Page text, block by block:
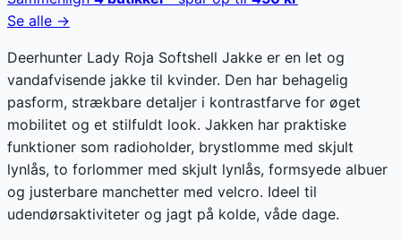
Se alle →
Deerhunter Lady Roja Softshell Jakke er en let og
vandafvisende jakke til kvinder. Den har behagelig
pasform, strækbare detaljer i kontrastfarve for øget
mobilitet og et stilfuldt look. Jakken har praktiske
funktioner som radioholder, brystlomme med skjult
lynlås, to forlommer med skjult lynlås, formsyede albuer
og justerbare manchetter med velcro. Ideel til
udendørsaktiviteter og jagt på kolde, våde dage.